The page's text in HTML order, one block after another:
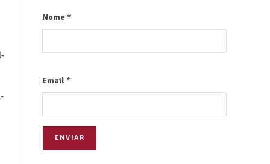
Nome *
Email*
ENVIAR